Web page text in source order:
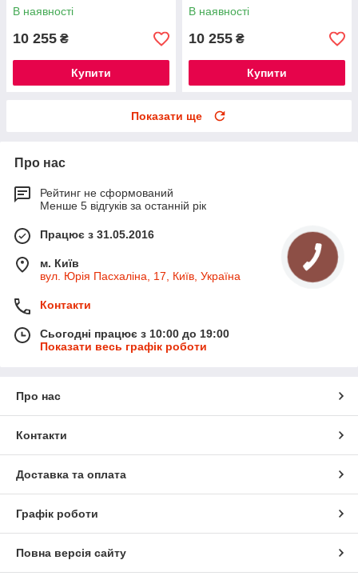
В наявності
10 255 ₴
Купити
В наявності
10 255 ₴
Купити
Показати ще
Про нас
Рейтинг не сформований
Менше 5 відгуків за останній рік
Працює з 31.05.2016
м. Київ
вул. Юрія Пасхаліна, 17, Київ, Україна
Контакти
Сьогодні працює з 10:00 до 19:00
Показати весь графік роботи
Про нас
Контакти
Доставка та оплата
Графік роботи
Повна версія сайту